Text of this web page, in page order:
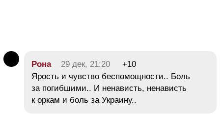
Рона 29 дек, 21:20
+10
Ярость и чувство беспомощности.. Боль
за погибшими.. И ненависть, ненависть
к оркам и боль за Украину..